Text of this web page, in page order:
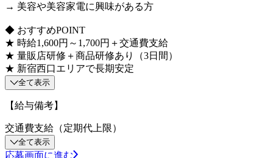
→ 美容や美容家電に興味がある方
◆ おすすめPOINT
★ 時給1,600円～1,700円＋交通費支給
★ 量販店研修＋商品研修あり（3日間）
★ 新宿西口エリアで長期安定
全て表示
【給与備考】
交通費支給（定期代上限）
全て表示
応募画面に進む